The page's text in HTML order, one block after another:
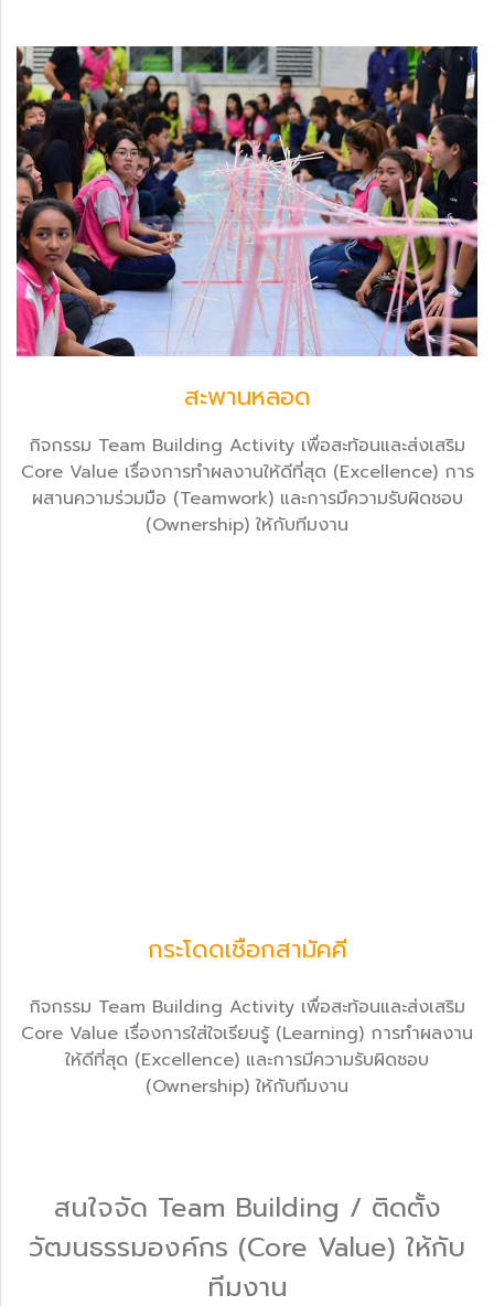
สะพานหลอด
กิจกรรม Team Building Activity เพื่อสะท้อนและส่งเสริม
Core Value เรื่องการทำผลงานให้ดีที่สุด (Excellence) การ
ผสานความร่วมมือ (Teamwork) และการมึความรับผิดชอบ
(Ownership) ให้กับทีมงาน
กระโดดเชือกสามัคคี
กิจกรรม Team Building Activity เพื่อสะท้อนและส่งเสริม
Core Value เรื่องการใส่ใจเรียนรู้ (Learning) การทำผลงาน
ให้ดีที่สุด (Excellence) และการมีความรับผิดชอบ
(Ownership) ให้กับทีมงาน
สนใจจัด Team Building / ติดตั้ง
วัฒนธรรมองค์กร (Core Value) ให้กับ
ทีมงาน